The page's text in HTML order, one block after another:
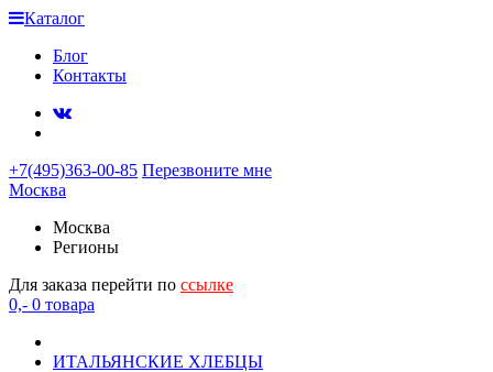
Каталог
Блог
Контакты
+7(495)363-00-85 Перезвоните мне
Москва
Москва
Регионы
Для заказа перейти по ссылке
0,- 0 товара
ИТАЛЬЯНСКИЕ ХЛЕБЦЫ